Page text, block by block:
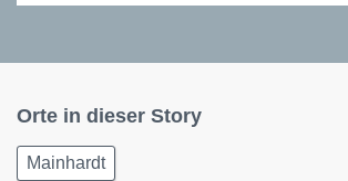
Orte in dieser Story
Mainhardt